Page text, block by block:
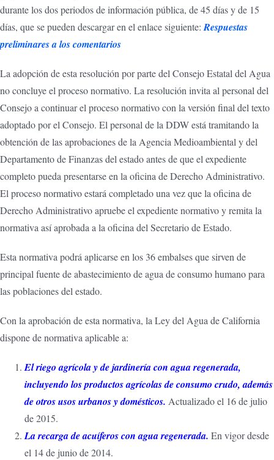
durante los dos periodos de información pública, de 45 días y de 15
días, que se pueden descargar en el enlace siguiente: Respuestas
preliminares a los comentarios
La adopción de esta resolución por parte del Consejo Estatal del Agua
no concluye el proceso normativo. La resolución invita al personal del
Consejo a continuar el proceso normativo con la versión final del texto
adoptado por el Consejo. El personal de la DDW está tramitando la
obtención de las aprobaciones de la Agencia Medioambiental y del
Departamento de Finanzas del estado antes de que el expediente
completo pueda presentarse en la oficina de Derecho Administrativo.
El proceso normativo estará completado una vez que la oficina de
Derecho Administrativo apruebe el expediente normativo y remita la
normativa así aprobada a la oficina del Secretario de Estado.
Esta normativa podrá aplicarse en los 36 embalses que sirven de
principal fuente de abastecimiento de agua de consumo humano para
las poblaciones del estado.
Con la aprobación de esta normativa, la Ley del Agua de California
dispone de normativa aplicable a:
El riego agrícola y de jardinería con agua regenerada,
incluyendo los productos agrícolas de consumo crudo, además
de otros usos urbanos y domésticos. Actualizado el 16 de julio
de 2015.
La recarga de acuíferos con agua regenerada. En vigor desde
el 14 de junio de 2014.